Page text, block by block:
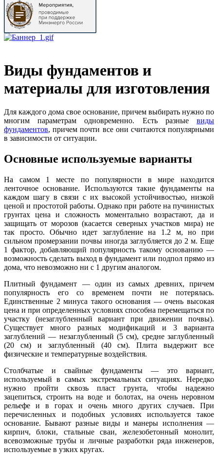
Виды фундаментов и
материалы для изготовления
Для каждого дома свое основание, причем выбирать нужно по
многим параметрам одновременно. Есть разные виды
фундаментов, причем почти все они считаются популярными
в зависимости от ситуации.
Основные используемые варианты
На самом 1 месте по популярности в мире находится
ленточное основание. Используются такие фундаменты на
каждом шагу в связи с их высокой устойчивостью, низкой
ценой и простотой работы. Однако при работе на пучинистых
грунтах цена и сложность моментально возрастают, да и
защищать от морозов (касается северных участков мира) не
так просто. Обычно идет заглубление на 1.2 м, но при
сильном промерзании почвы иногда заглубляется до 2 м. Еще
1 фактор, добавляющий популярность такому основанию —
возможность сделать выход в фундамент или подпол прямо из
дома, что невозможно ни с 1 другим аналогом.
Плитный фундамент — один из самых древних, причем
популярность его со временем почти не потерялась.
Единственные 2 минуса такого основания — очень высокая
цена и при определенных условиях способна перемещаться по
участку (незаглубленный вариант при движении почвы).
Существует много разных модификаций и 3 варианта
заглублений — незаглубленный (5 см), средне заглубленный
(20 см) и заглубленный (40 см). Плита выдержит все
физические и температурные воздействия.
Столбчатые и свайные фундаменты — это вариант,
используемый в самых экстремальных ситуациях. Нередко
нужно пройти сквозь пласт грунта, чтобы надежно
зацепиться, строить на воде и болотах, на очень неровном
рельефе и в горах и очень много других случаев. При
перечисленных и подобных условиях используется такое
основание. Бывают разные виды и манеры исполнения —
кирпич, блоки, стальные сваи, железобетонный монолит,
всевозможные трубы и личные разработки ряда инженеров,
используемые в узких кругах.